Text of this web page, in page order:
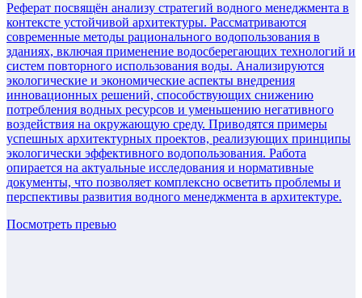
Реферат посвящён анализу стратегий водного менеджмента в
контексте устойчивой архитектуры. Рассматриваются
современные методы рационального водопользования в
зданиях, включая применение водосберегающих технологий и
систем повторного использования воды. Анализируются
экологические и экономические аспекты внедрения
инновационных решений, способствующих снижению
потребления водных ресурсов и уменьшению негативного
воздействия на окружающую среду. Приводятся примеры
успешных архитектурных проектов, реализующих принципы
экологически эффективного водопользования. Работа
опирается на актуальные исследования и нормативные
документы, что позволяет комплексно осветить проблемы и
перспективы развития водного менеджмента в архитектуре.
Посмотреть превью